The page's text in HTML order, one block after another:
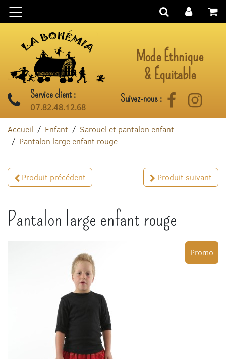
Aller au contenu
Mode Éthnique
& Équitable
Service client :
07.82.48.12.68
Suivez-nous : Facebook
Accueil Enfant
Sarouel et pantalon enfant
Pantalon large enfant rouge
Produit précédent Produit suivant
Pantalon large enfant rouge
Promo